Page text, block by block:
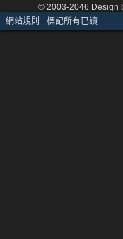
© 2003-2046 Design
網站規則 · 標記所有已讀